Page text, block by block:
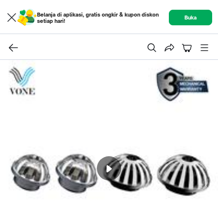
Belanja di aplikasi, gratis ongkir & kupon diskon
setiap hari!
Buka